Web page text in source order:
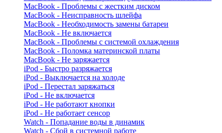
MacBook - Проблемы с жестким диском
MacBook - Неисправность шлейфа
MacBook - Необходимость замены батареи
MacBook - Не включается
MacBook - Проблемы с системой охлаждения
MacBook - Поломка материнской платы
MacBook - Не заряжается
iPod - Быстро разряжается
iPod - Выключается на холоде
iPod - Перестал заряжаться
iPod - Не включается
iPod - Не работают кнопки
iPod - Не работает сенсор
Watch - Попадание воды в динамик
Watch - Сбой в системной работе